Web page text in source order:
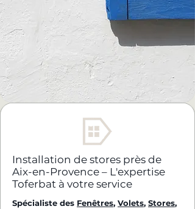
Installation de stores près de
Aix-en-Provence – L'expertise
Toferbat à votre service
Spécialiste des Fenêtres, Volets, Stores,